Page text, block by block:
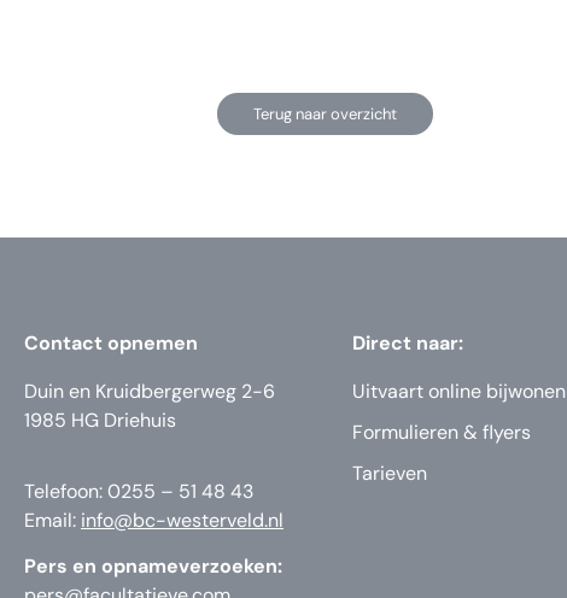
Terug naar overzicht
Contact opnemen
Duin en Kruidbergerweg 2-6
1985 HG Driehuis
Telefoon: 0255 – 51 48 43
Email: info@bc-westerveld.nl
Pers en opnameverzoeken:
Direct naar:
Uitvaart online bijwonen
Formulieren & flyers
Tarieven